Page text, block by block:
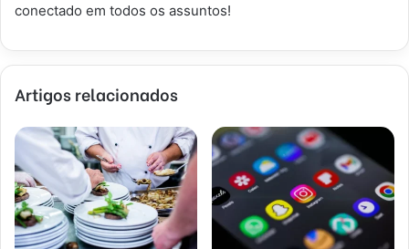
conectado em todos os assuntos!
Artigos relacionados